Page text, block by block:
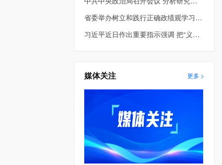
省委举办树立和践行正确政绩观学习教育第2期读书班暨省委理论学习中心组专题学习会 车俊到会指导 许昆林主持并讲话
习近平近日作出重要指示强调 把“义乌发展经验”进一步总结好运用好 探索走出符合各自实际的高质量发展之路
媒体关注 更多 >